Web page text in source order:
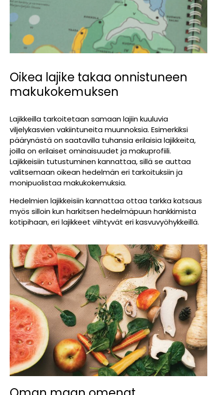
Oikea lajike takaa onnistuneen
makukokemuksen
Lajikkeilla tarkoitetaan samaan lajiin kuuluvia
viljelykasvien vakiintuneita muunnoksia. Esimerkiksi
päärynästä on saatavilla tuhansia erilaisia lajikkeita,
joilla on erilaiset ominaisuudet ja makuprofiili.
Lajikkeisiin tutustuminen kannattaa, sillä se auttaa
valitsemaan oikean hedelmän eri tarkoituksiin ja
monipuolistaa makukokemuksia.
Hedelmien lajikkeisiin kannattaa ottaa tarkka katsaus
myös silloin kun harkitsen hedelmäpuun hankkimista
kotipihaan, eri lajikkeet viihtyvät eri kasvuvyöhykkeillä.